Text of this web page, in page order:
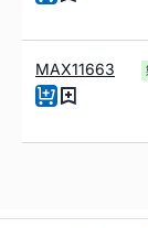
MAX11663